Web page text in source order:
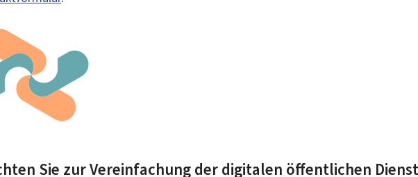
Sie zur Vereinfachung der digitalen öffentlichen